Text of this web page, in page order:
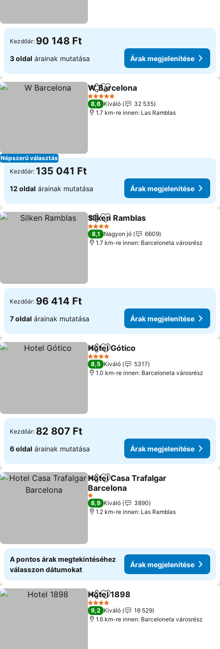
Kezdőár: 90 148 Ft
3 oldal árainak mutatása Árak megjelenítése
Népszerű választás
Megosztás
Hozzáadás a kedvencekhez
W Barcelona
5 Kategória
8,6 Kiváló
32 535
1.7 km-re innen: Las Ramblas
Kezdőár: 135 041 Ft
12 oldal árainak mutatása Árak megjelenítése
Megosztás
Hozzáadás a kedvencekhez
Silken Ramblas
4 Kategória
8,1 Nagyon jó
6609
1.7 km-re innen: Barceloneta városrész
Kezdőár: 96 414 Ft
7 oldal árainak mutatása Árak megjelenítése
Megosztás
Hozzáadás a kedvencekhez
Hotel Gótico
4 Kategória
8,5 Kiváló
5317
1.0 km-re innen: Barceloneta városrész
Kezdőár: 82 807 Ft
6 oldal árainak mutatása Árak megjelenítése
Megosztás
Hozzáadás a kedvencekhez
Hotel Casa Trafalgar
Barcelona
Árak megjelenítése
1 Kategória
8,9 Kiváló
3890
1.2 km-re innen: Las Ramblas
A pontos árak megtekintéséhez
válasszon dátumokat
Árak megjelenítése
Megosztás
Hozzáadás a kedvencekhez
Hotel 1898
4 Kategória
9,2 Kiváló
16 529
1.6 km-re innen: Barceloneta városrész